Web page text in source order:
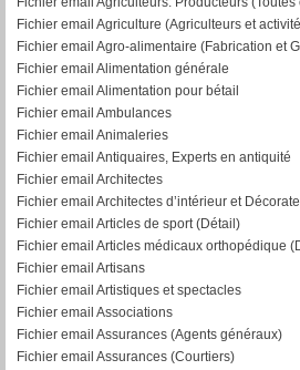
Fichier email Agriculture (Agriculteurs et
Fichier email Agro-alimentaire (Fabrication et
Fichier email Alimentation générale
Fichier email Alimentation pour bétail
Fichier email Ambulances
Fichier email Animaleries
Fichier email Antiquaires, Experts en antiquité
Fichier email Architectes
Fichier email Architectes d’intérieur et
Fichier email Articles de sport (Détail)
Fichier email Articles médicaux orthopédique
Fichier email Artisans
Fichier email Artistiques et spectacles
Fichier email Associations
Fichier email Assurances (Agents généraux)
Fichier email Assurances (Courtiers)